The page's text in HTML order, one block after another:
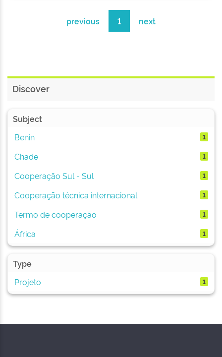
previous 1 next
Discover
Subject
Benin
1
Chade 1
Cooperação Sul - Sul 1
Cooperação técnica internacional 1
Termo de cooperação 1
África 1
Type
Projeto
1